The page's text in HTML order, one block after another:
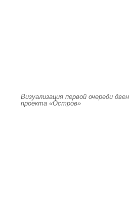
Визуализация первой очереди
проекта «Остров»